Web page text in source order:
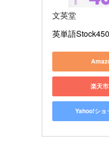
文英堂
英単語
楽天
Yahoo!ショ